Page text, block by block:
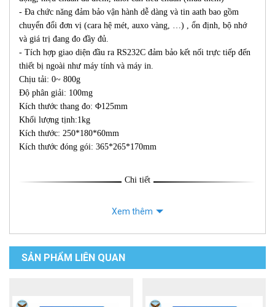
- Đa chức năng đảm bảo vận hành dễ dàng và tin aath bao gồm
chuyển đổi đơn vị (cara hệ mét, auxo vàng, …) , ổn định, bộ nhớ
và giá trị đang đo đầy đủ.
- Tích hợp giao diện đầu ra RS232C đảm bảo kết nối trực tiếp đến
thiết bị ngoài như máy tính và máy in.
Chịu tải: 0~ 800g
Độ phân giải: 100mg
Kích thước thang đo: Φ125mm
Khối lượng tịnh:1kg
Kích thước: 250*180*60mm
Kích thước đóng gói: 365*265*170mm
Chi tiết
Xem thêm
SẢN PHẨM LIÊN QUAN